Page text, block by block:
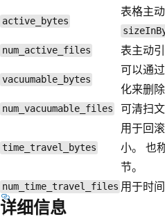
active_bytes
表格主
num_active_files 表主动
vacuumable_bytes
可以通
化来删
num_vacuumable_files 可清扫文
time_travel_bytes
用于回
小。 也
节。
num_time_travel_files 用于时
详细信息